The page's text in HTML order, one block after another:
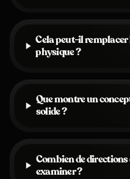
Cela peut-il remplacer
physique ?
Que montre un
solide ?
Combien de
examiner ?